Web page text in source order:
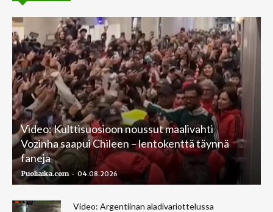
Video: Kulttisuosioon noussut maalivahti
Vozinha saapui Chileen – lentokenttä täynnä
faneja
Puoliaika.com - 04.08.2026
Video: Argentiinan aladivariottelussa